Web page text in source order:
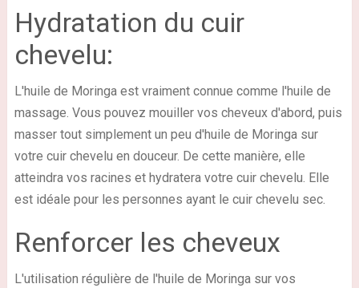
Hydratation du cuir
chevelu:
L'huile de Moringa est vraiment connue comme l'huile de
massage. Vous pouvez mouiller vos cheveux d'abord, puis
masser tout simplement un peu d'huile de Moringa sur
votre cuir chevelu en douceur. De cette manière, elle
atteindra vos racines et hydratera votre cuir chevelu. Elle
est idéale pour les personnes ayant le cuir chevelu sec.
Renforcer les cheveux
L'utilisation régulière de l'huile de Moringa sur vos